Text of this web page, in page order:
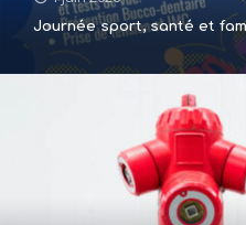
Journée sport, santé et